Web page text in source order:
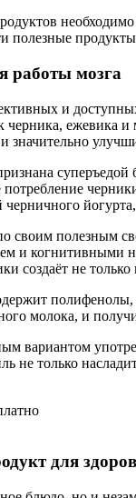
полезные
работы мозга
и
черника, ежевика
значительно
черничного
своим полезным
и когнитивными
создаёт не
молока, и
вариантом
не только
для